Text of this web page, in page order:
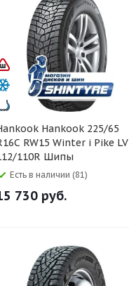
Hankook 225/65
RW15 Winter i Pike LV
110R Шипы
Есть в наличии (81)
730 руб.